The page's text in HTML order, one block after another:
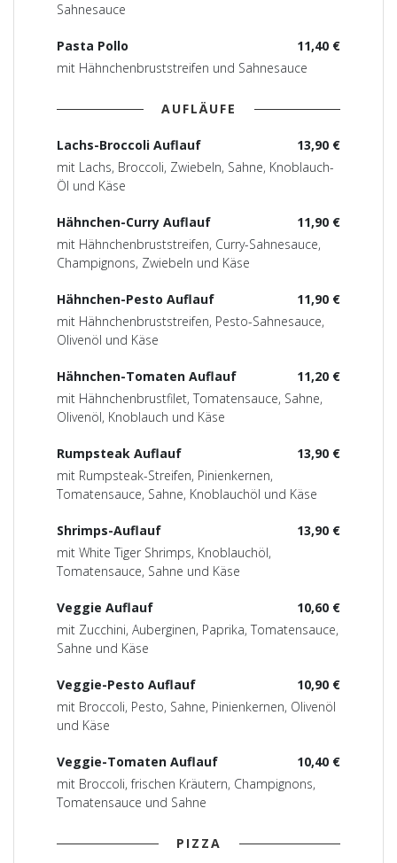
Sahnesauce
11,40 €
Pasta Pollo
mit Hähnchenbruststreifen und Sahnesauce
AUFLÄUFE
13,90 €
Lachs-Broccoli Auflauf
mit Lachs, Broccoli, Zwiebeln, Sahne, Knoblauch-
Öl und Käse
11,90 €
Hähnchen-Curry Auflauf
mit Hähnchenbruststreifen, Curry-Sahnesauce,
Champignons, Zwiebeln und Käse
11,90 €
Hähnchen-Pesto Auflauf
mit Hähnchenbruststreifen, Pesto-Sahnesauce,
Olivenöl und Käse
11,20 €
Hähnchen-Tomaten Auflauf
mit Hähnchenbrustfilet, Tomatensauce, Sahne,
Olivenöl, Knoblauch und Käse
13,90 €
Rumpsteak Auflauf
mit Rumpsteak-Streifen, Pinienkernen,
Tomatensauce, Sahne, Knoblauchöl und Käse
13,90 €
Shrimps-Auflauf
mit White Tiger Shrimps, Knoblauchöl,
Tomatensauce, Sahne und Käse
10,60 €
Veggie Auflauf
mit Zucchini, Auberginen, Paprika, Tomatensauce,
Sahne und Käse
10,90 €
Veggie-Pesto Auflauf
mit Broccoli, Pesto, Sahne, Pinienkernen, Olivenöl
und Käse
10,40 €
Veggie-Tomaten Auflauf
mit Broccoli, frischen Kräutern, Champignons,
Tomatensauce und Sahne
PIZZA